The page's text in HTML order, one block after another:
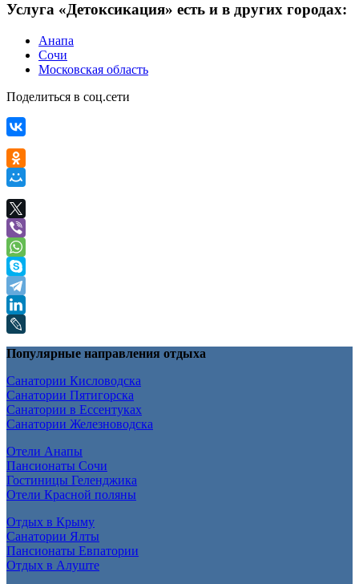
Услуга «Детоксикация» есть и в других городах:
Анапа
Сочи
Московская область
Поделиться в соц.сети
Популярные направления отдыха
Санатории Кисловодска
Санатории Пятигорска
Санатории в Ессентуках
Санатории Железноводска
Отели Анапы
Пансионаты Сочи
Гостиницы Геленджика
Отели Красной поляны
Отдых в Крыму
Санатории Ялты
Пансионаты Евпатории
Отдых в Алуште